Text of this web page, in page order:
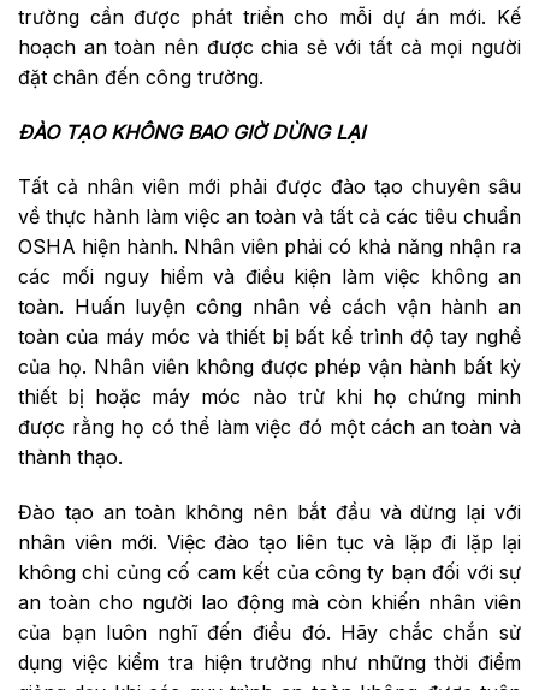
trường cần được phát triển cho mỗi dự án mới. Kế
hoạch an toàn nên được chia sẻ với tất cả mọi người
đặt chân đến công trường.
ĐÀO TẠO KHÔNG BAO GIỜ DỪNG LẠI
Tất cả nhân viên mới phải được đào tạo chuyên sâu
về thực hành làm việc an toàn và tất cả các tiêu chuẩn
OSHA hiện hành. Nhân viên phải có khả năng nhận ra
các mối nguy hiểm và điều kiện làm việc không an
toàn. Huấn luyện công nhân về cách vận hành an
toàn của máy móc và thiết bị bất kể trình độ tay nghề
của họ. Nhân viên không được phép vận hành bất kỳ
thiết bị hoặc máy móc nào trừ khi họ chứng minh
được rằng họ có thể làm việc đó một cách an toàn và
thành thạo.
Đào tạo an toàn không nên bắt đầu và dừng lại với
nhân viên mới. Việc đào tạo liên tục và lặp đi lặp lại
không chỉ củng cố cam kết của công ty bạn đối với sự
an toàn cho người lao động mà còn khiến nhân viên
của bạn luôn nghĩ đến điều đó. Hãy chắc chắn sử
dụng việc kiểm tra hiện trường như những thời điểm